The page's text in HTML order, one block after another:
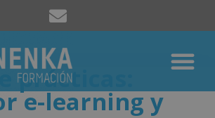
prácticas:
e-learning y